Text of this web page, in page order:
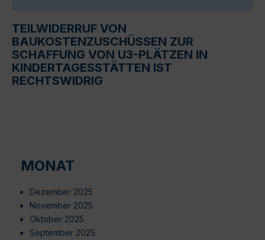
TEILWIDERRUF VON
BAUKOSTENZUSCHÜSSEN ZUR
SCHAFFUNG VON U3-PLÄTZEN IN
KINDERTAGESSTÄTTEN IST
RECHTSWIDRIG
MONAT
Dezember 2025
November 2025
Oktober 2025
September 2025